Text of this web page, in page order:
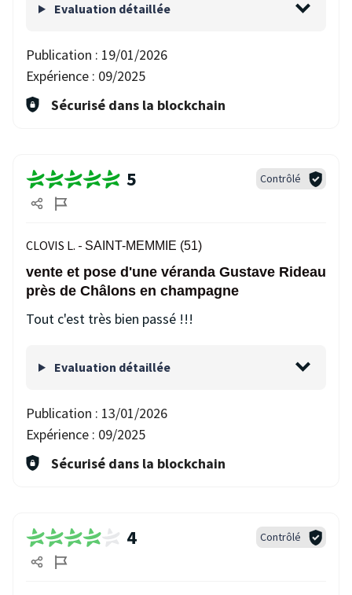
Evaluation détaillée
Publication : 19/01/2026
Expérience : 09/2025
Sécurisé dans la blockchain
5 Contrôlé
CLOVIS L. - SAINT-MEMMIE (51)
vente et pose d'une véranda Gustave Rideau
près de Châlons en champagne
Tout c'est très bien passé !!!
Evaluation détaillée
Publication : 13/01/2026
Expérience : 09/2025
Sécurisé dans la blockchain
4 Contrôlé